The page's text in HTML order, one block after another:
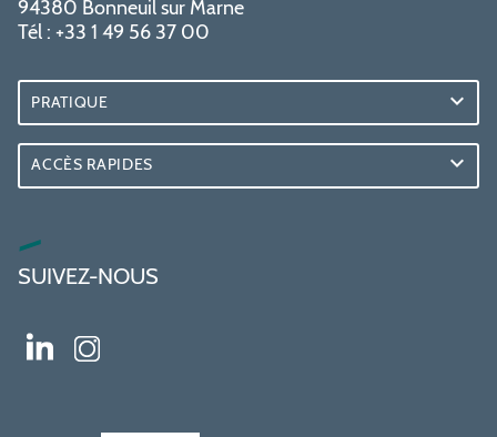
94380 Bonneuil sur Marne
Tél : +33 1 49 56 37 00
PRATIQUE
ACCÈS RAPIDES
SUIVEZ-NOUS